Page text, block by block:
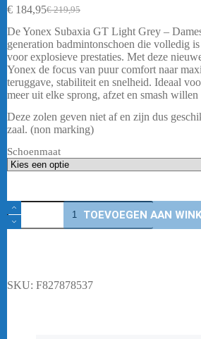
€219,95
Oorspronkelijke
prijs
was:
€ 219,95.
€ 184,95Huidige
prijs
is:
€ 184,95.
De Yonex Subaxia GT Light Grey –
generation badmintonschoen die volledig
voor explosieve prestaties. Met deze
Yonex de focus van puur comfort naar
teruggave, stabiliteit en snelheid. Ideaal
meer uit elke sprong, afzet en smash willen
Deze zolen geven niet af en zijn dus
zaal. (non marking)
Schoenmaat
Yonex
Subaxia
GT
aantal
TOEVOEGEN AAN
SKU: F827878537